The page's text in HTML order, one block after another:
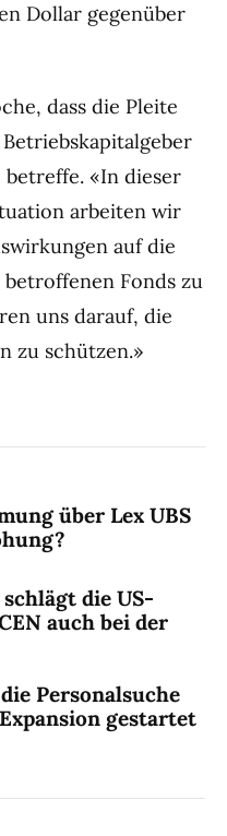
Dollar gegenüber
dass die Pleite
betreffe. «In dieser
arbeiten wir
auf die
Fonds zu
uns darauf, die
zu schützen.»
über Lex UBS
die US-
auch bei der
Personalsuche
gestartet